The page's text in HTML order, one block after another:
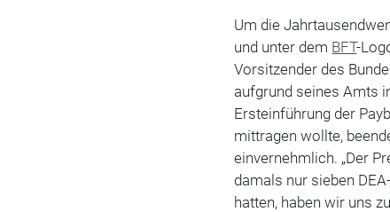
Um die
und unter dem BFT-
Vorsitzender des
aufgrund seines Amts
Ersteinführung der
mittragen wollte,
einvernehmlich. „Der
damals nur sieben
hatten, haben wir uns